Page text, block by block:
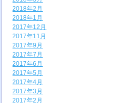
2018年2月
2018年1月
2017年12月
2017年11月
2017年9月
2017年7月
2017年6月
2017年5月
2017年4月
2017年3月
2017年2月